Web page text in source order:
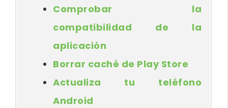
Comprobar la
compatibilidad de la
aplicación
Borrar caché de Play Store
Actualiza tu teléfono
Android